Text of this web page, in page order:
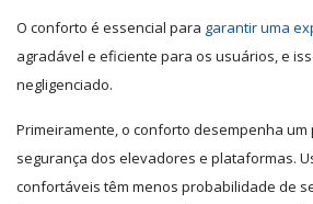
O conforto é essencial para garantir uma
agradável e eficiente para os usuários, e
negligenciado.
Primeiramente, o conforto desempenha um
segurança dos elevadores e plataformas.
confortáveis têm menos probabilidade de